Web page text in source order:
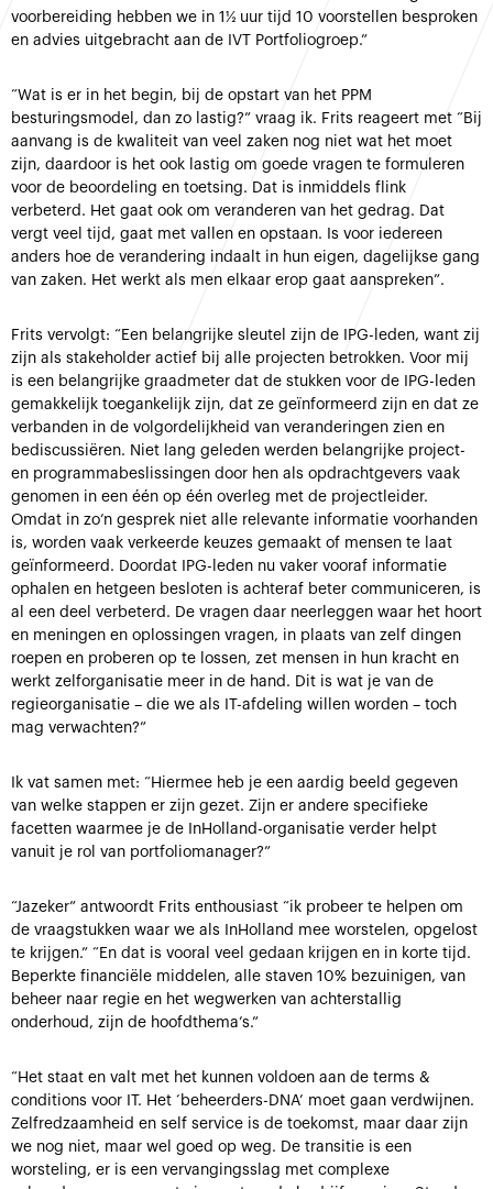
voorbereiding hebben we in 1½ uur tijd 10 voorstellen besproken
en advies uitgebracht aan de IVT Portfoliogroep.”
“Wat is er in het begin, bij de opstart van het PPM
besturingsmodel, dan zo lastig?” vraag ik. Frits reageert met “Bij
aanvang is de kwaliteit van veel zaken nog niet wat het moet
zijn, daardoor is het ook lastig om goede vragen te formuleren
voor de beoordeling en toetsing. Dat is inmiddels flink
verbeterd. Het gaat ook om veranderen van het gedrag. Dat
vergt veel tijd, gaat met vallen en opstaan. Is voor iedereen
anders hoe de verandering indaalt in hun eigen, dagelijkse gang
van zaken. Het werkt als men elkaar erop gaat aanspreken”.
Frits vervolgt: “Een belangrijke sleutel zijn de IPG-leden, want zij
zijn als stakeholder actief bij alle projecten betrokken. Voor mij
is een belangrijke graadmeter dat de stukken voor de IPG-leden
gemakkelijk toegankelijk zijn, dat ze geïnformeerd zijn en dat ze
verbanden in de volgordelijkheid van veranderingen zien en
bediscussiëren. Niet lang geleden werden belangrijke project-
en programmabeslissingen door hen als opdrachtgevers vaak
genomen in een één op één overleg met de projectleider.
Omdat in zo’n gesprek niet alle relevante informatie voorhanden
is, worden vaak verkeerde keuzes gemaakt of mensen te laat
geïnformeerd. Doordat IPG-leden nu vaker vooraf informatie
ophalen en hetgeen besloten is achteraf beter communiceren, is
al een deel verbeterd. De vragen daar neerleggen waar het hoort
en meningen en oplossingen vragen, in plaats van zelf dingen
roepen en proberen op te lossen, zet mensen in hun kracht en
werkt zelforganisatie meer in de hand. Dit is wat je van de
regieorganisatie – die we als IT-afdeling willen worden – toch
mag verwachten?”
Ik vat samen met: “Hiermee heb je een aardig beeld gegeven
van welke stappen er zijn gezet. Zijn er andere specifieke
facetten waarmee je de InHolland-organisatie verder helpt
vanuit je rol van portfoliomanager?”
“Jazeker” antwoordt Frits enthousiast “ik probeer te helpen om
de vraagstukken waar we als InHolland mee worstelen, opgelost
te krijgen.” “En dat is vooral veel gedaan krijgen en in korte tijd.
Beperkte financiële middelen, alle staven 10% bezuinigen, van
beheer naar regie en het wegwerken van achterstallig
onderhoud, zijn de hoofdthema’s.”
“Het staat en valt met het kunnen voldoen aan de terms &
conditions voor IT. Het ‘beheerders-DNA’ moet gaan verdwijnen.
Zelfredzaamheid en self service is de toekomst, maar daar zijn
we nog niet, maar wel goed op weg. De transitie is een
worsteling, er is een vervangingsslag met complexe